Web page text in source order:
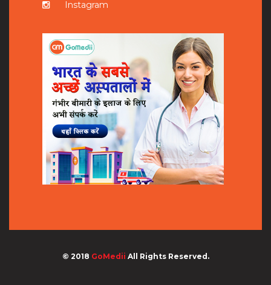
Instagram
© 2018 GoMedii All Rights Reserved.